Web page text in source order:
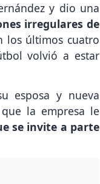
y dio una
irregulares de
los últimos cuatro
volvió a estar
esposa y nueva
la empresa le
se invite a parte